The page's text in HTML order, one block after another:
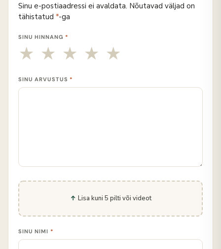
Sinu e-postiaadressi ei avaldata. Nõutavad väljad on
tähistatud *-ga
SINU HINNANG *
SINU ARVUSTUS *
Lisa kuni 5 pilti või videot
SINU NIMI *